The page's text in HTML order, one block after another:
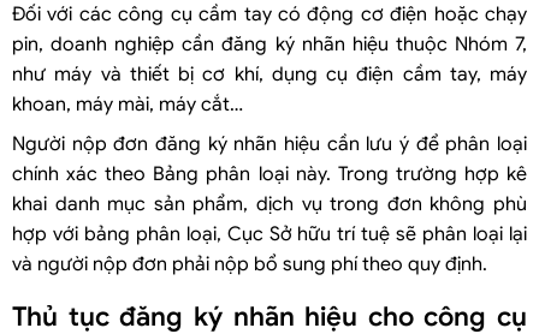
Đối với các công cụ cầm tay có động cơ điện hoặc chạy
pin, doanh nghiệp cần đăng ký nhãn hiệu thuộc Nhóm 7,
như máy và thiết bị cơ khí, dụng cụ điện cầm tay, máy
khoan, máy mài, máy cắt…
Người nộp đơn đăng ký nhãn hiệu cần lưu ý để phân loại
chính xác theo Bảng phân loại này. Trong trường hợp kê
khai danh mục sản phẩm, dịch vụ trong đơn không phù
hợp với bảng phân loại, Cục Sở hữu trí tuệ sẽ phân loại lại
và người nộp đơn phải nộp bổ sung phí theo quy định.
Thủ tục đăng ký nhãn hiệu cho công cụ